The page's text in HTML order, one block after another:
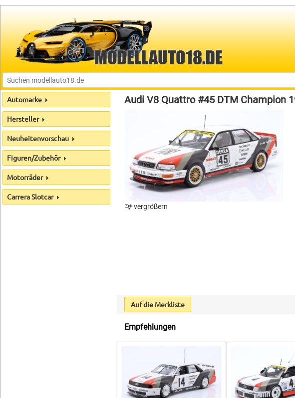
Automarke
Hersteller
Neuheitenvorschau
Figuren/Zubehör
Motorräder
Carrera Slotcar
Audi V8 Quattro #45 DTM Champion
vergrößern
Auf die Merkliste
Empfehlungen